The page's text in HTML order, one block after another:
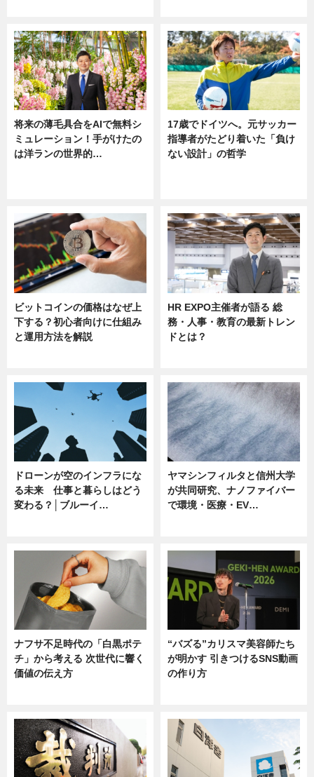
将来の薄毛具合をAIで無料シ
ミュレーション！手がけたの
は洋ランの世界的…
17歳でドイツへ。元サッカー
指導者がたどり着いた「負け
ない設計」の哲学
ビットコインの価格はなぜ上
下する？初心者向けに仕組み
と運用方法を解説
HR EXPO主催者が語る 総
務・人事・教育の最新トレン
ドとは？
ドローンが空のインフラにな
る未来 仕事と暮らしはどう
変わる？│ブルーイ…
ヤマシンフィルタと信州大学
が共同研究、ナノファイバー
で環境・医療・EV…
ナフサ不足時代の「白黒ポテ
チ」から考える 次世代に響く
価値の伝え方
“バズる”カリスマ美容師たち
が明かす 引きつけるSNS動画
の作り方